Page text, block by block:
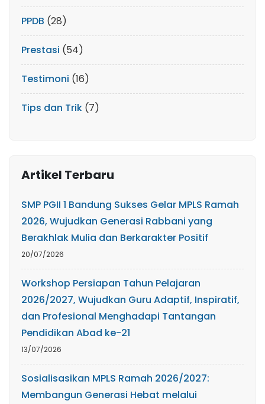
PPDB (28)
Prestasi (54)
Testimoni (16)
Tips dan Trik (7)
Artikel Terbaru
SMP PGII 1 Bandung Sukses Gelar MPLS Ramah
2026, Wujudkan Generasi Rabbani yang
Berakhlak Mulia dan Berkarakter Positif
20/07/2026
Workshop Persiapan Tahun Pelajaran
2026/2027, Wujudkan Guru Adaptif, Inspiratif,
dan Profesional Menghadapi Tantangan
Pendidikan Abad ke-21
13/07/2026
Sosialisasikan MPLS Ramah 2026/2027:
Membangun Generasi Hebat melalui